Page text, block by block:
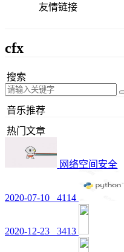
友情链接
cfx
搜索
音乐推荐
热门文章
网络空间安全
2020-07-10 4114
2020-12-23 3413